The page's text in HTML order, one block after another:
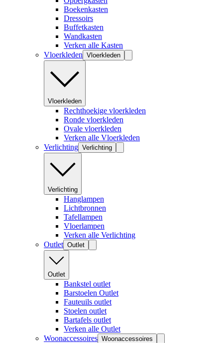
Boekenkasten
Dressoirs
Buffetkasten
Wandkasten
Verken alle Kasten
Vloerkleden Vloerkleden
Vloerkleden
Rechthoekige vloerkleden
Ronde vloerkleden
Ovale vloerkleden
Verken alle Vloerkleden
Verlichting Verlichting
Verlichting
Hanglampen
Lichtbronnen
Tafellampen
Vloerlampen
Verken alle Verlichting
Outlet Outlet
Outlet
Bankstel outlet
Barstoelen Outlet
Fauteuils outlet
Stoelen outlet
Bartafels outlet
Verken alle Outlet
Woonaccessoires Woonaccessoires